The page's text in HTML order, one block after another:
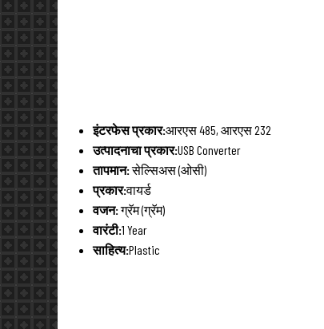
इंटरफेस प्रकार:आरएस 485, आरएस 232
उत्पादनाचा प्रकार:USB Converter
तापमान:सेल्सिअस (ओसी)
प्रकार:वायर्ड
वजन:ग्रॅम (ग्रॅम)
वारंटी:1 Year
साहित्य:Plastic